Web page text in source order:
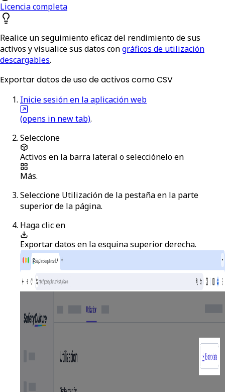
Licencia completa
Realice un seguimiento eficaz del rendimiento de sus
activos y visualice sus datos congráficos de utilización
descargables.
Exportar datos de uso de activos como CSV
Inicie sesión en la aplicación web
(opens in new tab).
Seleccione
Activos en la barra lateral o selecciónelo en
Más.
Seleccione Utilizaciónde la pestaña en la parte
superior de la página.
Haga clic en
Exportar datos en la esquina superior derecha.